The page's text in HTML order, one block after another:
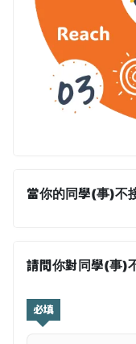
當你的同學(事)不
請問你對同學(事)
必填